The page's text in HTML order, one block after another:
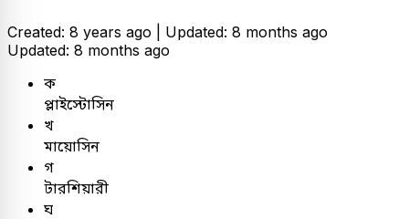
Created: 8 years ago | Updated: 8 months ago
Updated: 8 months ago
ক
প্লাইস্টোসিন
খ
মায়োসিন
গ
টারশিয়ারী
ঘ